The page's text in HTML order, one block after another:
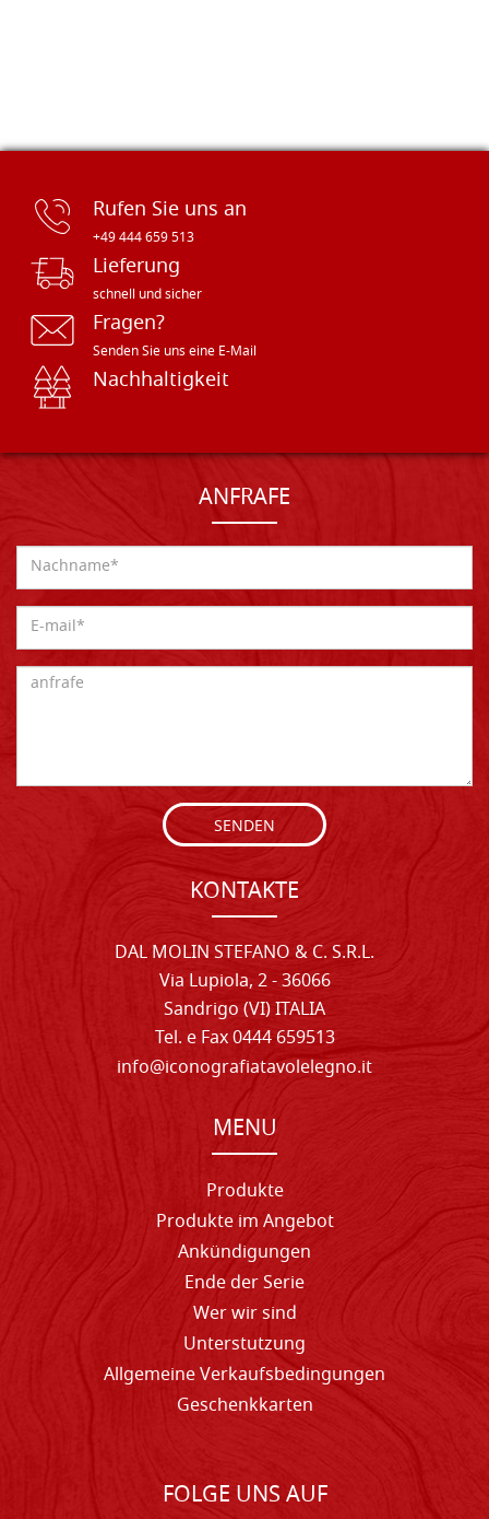
Rufen Sie uns an
+49 444 659 513
Lieferung
schnell und sicher
Fragen?
Senden Sie uns eine E-Mail
Nachhaltigkeit
ANFRAFE
SENDEN
KONTAKTE
DAL MOLIN STEFANO & C. S.R.L.
Via Lupiola, 2 - 36066
Sandrigo (VI) ITALIA
Tel. e Fax 0444 659513
info@iconografiatavolelegno.it
MENU
Produkte
Produkte im Angebot
Ankündigungen
Ende der Serie
Wer wir sind
Unterstutzung
Allgemeine Verkaufsbedingungen
Geschenkkarten
FOLGE UNS AUF